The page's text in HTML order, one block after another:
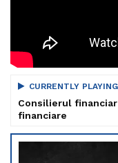
CURRENTLY PLAYING
Consilierul
financiare